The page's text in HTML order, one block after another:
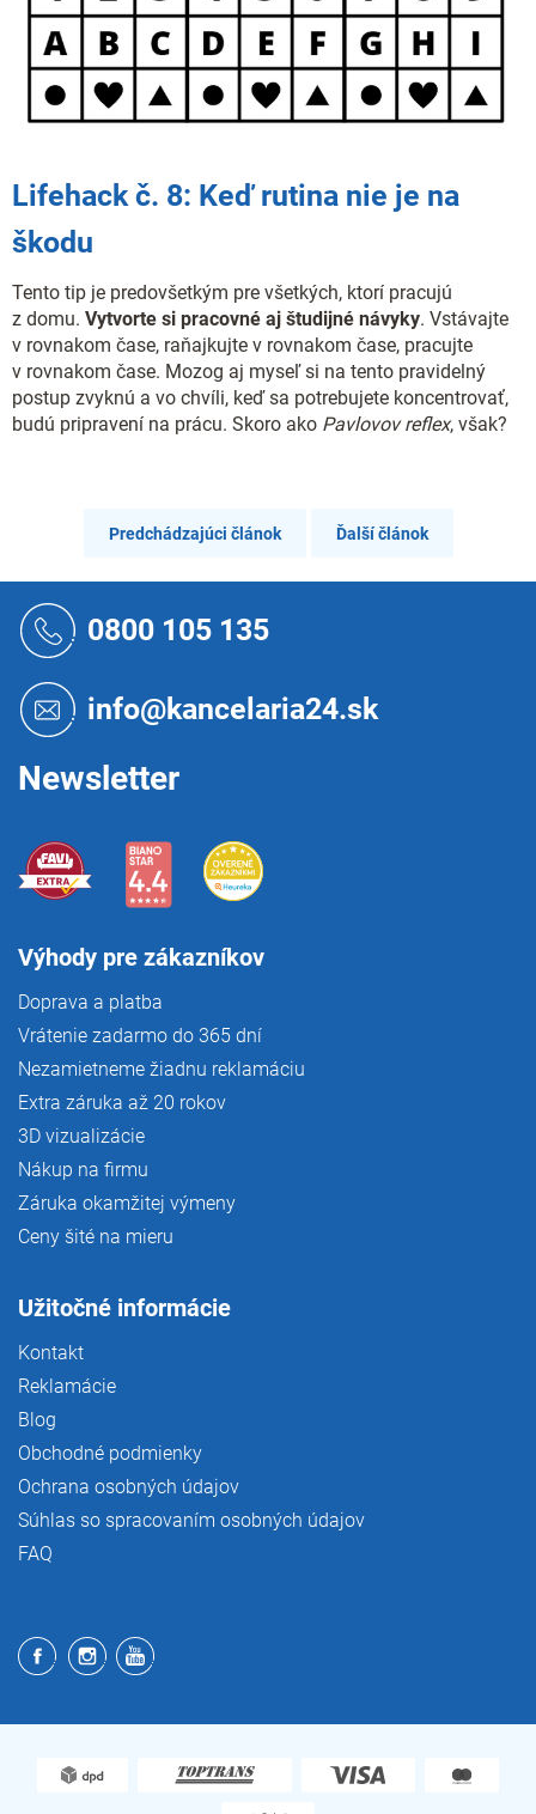
Lifehack č. 8: Keď rutina nie je na
škodu
Tento tip je predovšetkým pre všetkých, ktorí pracujú
z domu. Vytvorte si pracovné aj študijné návyky. Vstávajte
v rovnakom čase, raňajkujte v rovnakom čase, pracujte
v rovnakom čase. Mozog aj myseľ si na tento pravidelný
postup zvyknú a vo chvíli, keď sa potrebujete koncentrovať,
budú pripravení na prácu. Skoro ako Pavlovov reflex, však?
Predchádzajúci článok Ďalší článok
0800 105 135
info@kancelaria24.sk
Newsletter
Výhody pre zákazníkov
Doprava a platba
Vrátenie zadarmo do 365 dní
Nezamietneme žiadnu reklamáciu
Extra záruka až 20 rokov
3D vizualizácie
Nákup na firmu
Záruka okamžitej výmeny
Ceny šité na mieru
Užitočné informácie
Kontakt
Reklamácie
Blog
Obchodné podmienky
Ochrana osobných údajov
Súhlas so spracovaním osobných údajov
FAQ